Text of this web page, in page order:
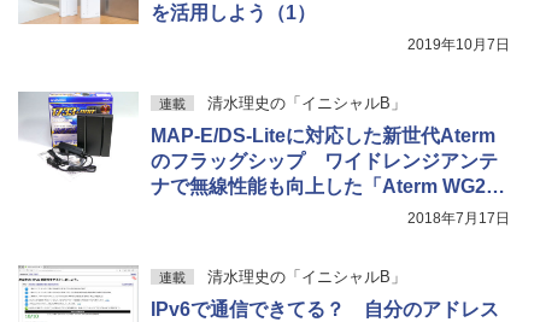
を活用しよう（1）
2019年10月7日
連載 清水理史の「イニシャルB」
MAP-E/DS-Liteに対応した新世代Aterm
のフラッグシップ ワイドレンジアンテ
ナで無線性能も向上した「Aterm WG260
2018年7月17日
連載 清水理史の「イニシャルB」
IPv6で通信できてる？ 自分のアドレス